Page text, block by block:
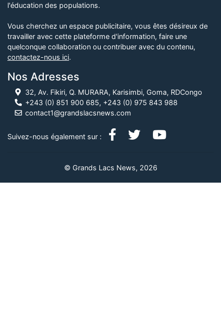
l'éducation des populations.
Vous cherchez un espace publicitaire, vous êtes désireux de
travailler avec cette plateforme d'information, faire une
quelconque collaboration ou contribuer avec du contenu,
contactez-nous ici.
Nos Adresses
32, Av. Fikiri, Q. MURARA, Karisimbi, Goma, RDCongo
+243 (0) 851 900 685, +243 (0) 975 843 988
contact1@grandslacsnews.com
Suivez-nous également sur :
© Grands Lacs News, 2026